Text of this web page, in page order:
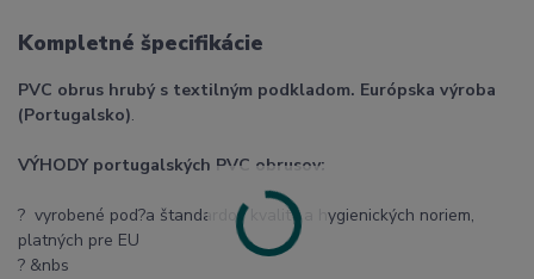
Kompletné špecifikácie
PVC obrus hrubý s textilným podkladom. Európska výroba
(Portugalsko).
VÝHODY portugalských PVC obrusov:
? vyrobené pod?a štandardov kvality a hygienických noriem,
platných pre EU
? &nbs